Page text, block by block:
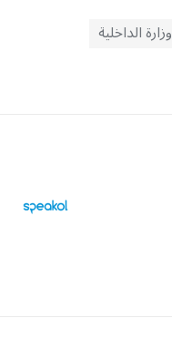
وزارة الداخلية